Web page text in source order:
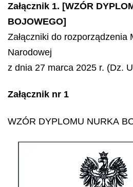
Załącznik 1. [WZÓR
BOJOWEGO]
Załączniki do rozporządzenia
Narodowej
z dnia 27 marca 2025 r. (Dz.
Załącznik nr 1
WZÓR DYPLOMU NURKA